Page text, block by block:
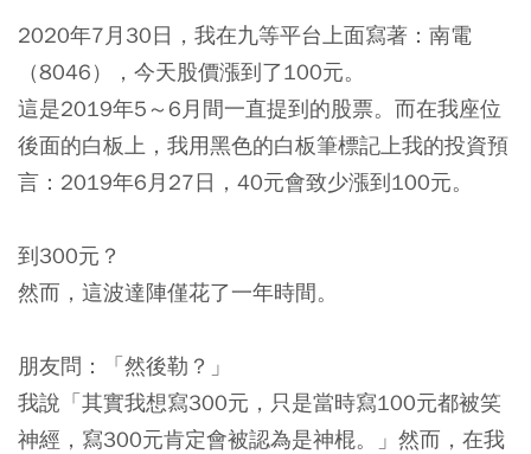
2020年7月30日，我在九等平台上面寫著：南電
（8046），今天股價漲到了100元。
這是2019年5～6月間一直提到的股票。而在我座位
後面的白板上，我用黑色的白板筆標記上我的投資預
言：2019年6月27日，40元會致少漲到100元。
到300元？
然而，這波達陣僅花了一年時間。
朋友問：「然後勒？」
我說「其實我想寫300元，只是當時寫100元都被笑
神經，寫300元肯定會被認為是神棍。」然而，在我